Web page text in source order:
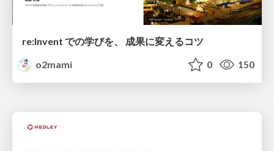
re:Invent での学びを、 成果に変えるコツ
o2mami
0 150